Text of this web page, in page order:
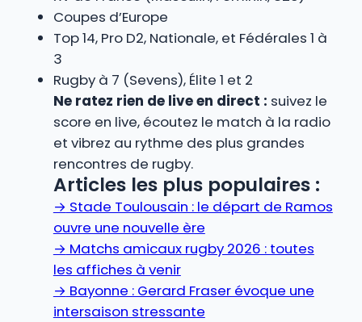
Coupes d’Europe
Top 14, Pro D2, Nationale, et Fédérales 1 à
3
Rugby à 7 (Sevens), Élite 1 et 2
Ne ratez rien de live en direct : suivez le
score en live, écoutez le match à la radio
et vibrez au rythme des plus grandes
rencontres de rugby.
Articles les plus populaires :
→ Stade Toulousain : le départ de Ramos
ouvre une nouvelle ère
→ Matchs amicaux rugby 2026 : toutes
les affiches à venir
→ Bayonne : Gerard Fraser évoque une
intersaison stressante